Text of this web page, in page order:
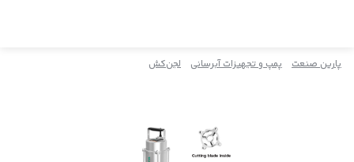
پارین صنعت پمپ و تجهیزات آبرسانی لجن‌کش